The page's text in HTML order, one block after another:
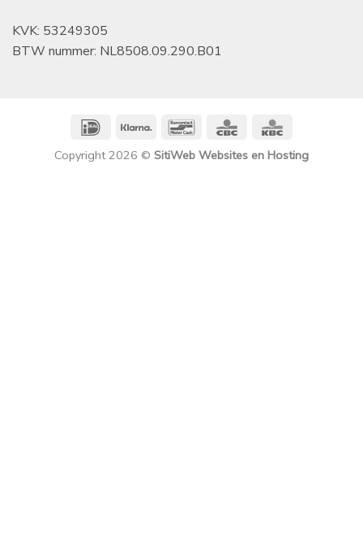
KVK: 53249305
BTW nummer: NL8508.09.290.B01
IDeal Klarna BancontactCBC
Copyright 2026 © SitiWeb Websites en Hosting